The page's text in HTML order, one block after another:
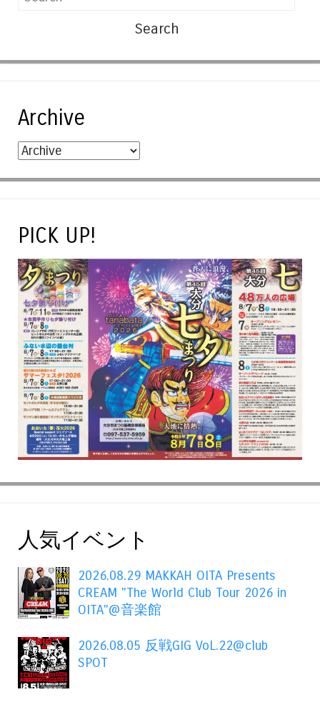
Archive
PICK UP!
人気イベント
2026.08.29 MAKKAH OITA Presents
CREAM "The World Club Tour 2026 in
OITA"@音楽館
2026.08.05 反戦GIG VoL.22@club
SPOT